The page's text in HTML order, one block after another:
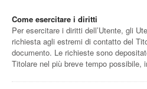
Come esercitare i diritti
Per esercitare i diritti dell’Utente, gli
richiesta agli estremi di contatto del
documento. Le richieste sono
Titolare nel più breve tempo possibile,